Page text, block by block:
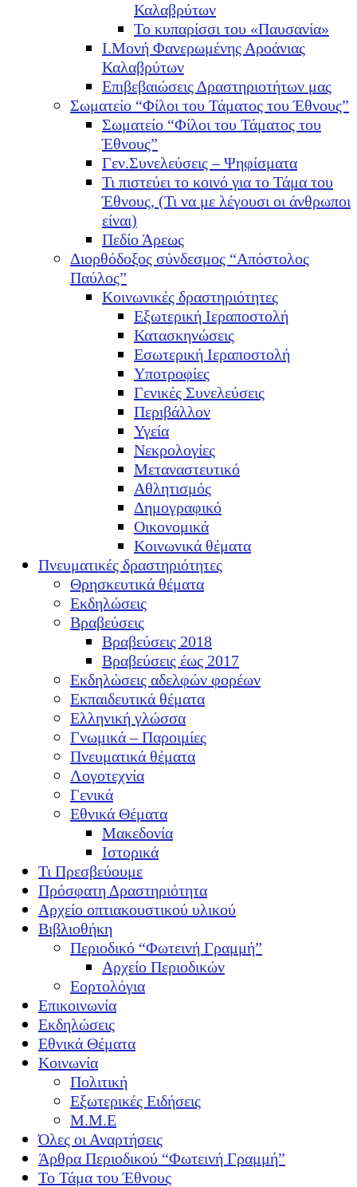
Καλαβρύτων
Το κυπαρίσσι του «Παυσανία»
Ι.Μονή Φανερωμένης Αροάνιας
Καλαβρύτων
Επιβεβαιώσεις Δραστηριοτήτων μας
Σωματείο “Φίλοι του Τάματος του Έθνους”
Σωματείο “Φίλοι του Τάματος του
Έθνους”
Γεν.Συνελεύσεις – Ψηφίσματα
Τι πιστεύει το κοινό για το Τάμα του
Έθνους, (Τι να με λέγουσι οι άνθρωποι
είναι)
Πεδίο Άρεως
Διορθόδοξος σύνδεσμος “Απόστολος
Παύλος”
Κοινωνικές δραστηριότητες
Εξωτερική Ιεραποστολή
Κατασκηνώσεις
Εσωτερική Ιεραποστολή
Υποτροφίες
Γενικές Συνελεύσεις
Περιβάλλον
Υγεία
Νεκρολογίες
Μεταναστευτικό
Αθλητισμός
Δημογραφικό
Οικονομικά
Κοινωνικά θέματα
Πνευματικές δραστηριότητες
Θρησκευτικά θέματα
Εκδηλώσεις
Βραβεύσεις
Βραβεύσεις 2018
Βραβεύσεις έως 2017
Εκδηλώσεις αδελφών φορέων
Εκπαιδευτικά θέματα
Ελληνική γλώσσα
Γνωμικά – Παροιμίες
Πνευματικά θέματα
Λογοτεχνία
Γενικά
Εθνικά Θέματα
Μακεδονία
Ιστορικά
Τι Πρεσβεύουμε
Πρόσφατη Δραστηριότητα
Αρχείο οπτιακουστικού υλικού
Βιβλιοθήκη
Περιοδικό “Φωτεινή Γραμμή”
Αρχείο Περιοδικών
Εορτολόγια
Επικοινωνία
Εκδηλώσεις
Εθνικά Θέματα
Κοινωνία
Πολιτική
Εξωτερικές Ειδήσεις
Μ.Μ.Ε
Όλες οι Αναρτήσεις
Άρθρα Περιοδικού “Φωτεινή Γραμμή”
Το Τάμα του Έθνους